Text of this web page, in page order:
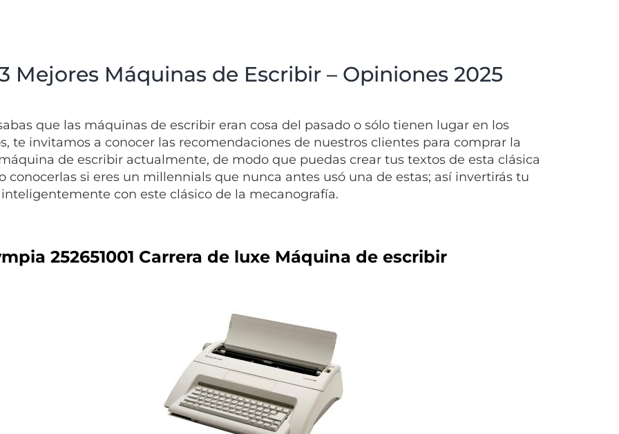
Mejores Máquinas de Escribir – Opiniones 2025
que las máquinas de escribir eran cosa del pasado o sólo tienen lugar en los
te invitamos a conocer las recomendaciones de nuestros clientes para comprar la
de escribir actualmente, de modo que puedas crear tus textos de esta clásica
conocerlas si eres un millennials que nunca antes usó una de estas; así invertirás tu
con este clásico de la mecanografía.
252651001 Carrera de luxe Máquina de escribir